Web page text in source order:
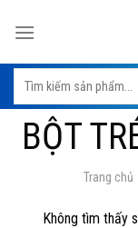
Tìm
kiếm:
BỘT
Trang chủ
Không tìm thấy